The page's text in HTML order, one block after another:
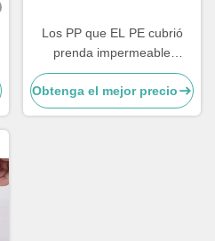
Los PP que EL PE cubrió
prenda impermeable
laminaron la tela no tejida
40gsm no tóxica para los
vestidos del aislamiento
Obtenga el mejor precio